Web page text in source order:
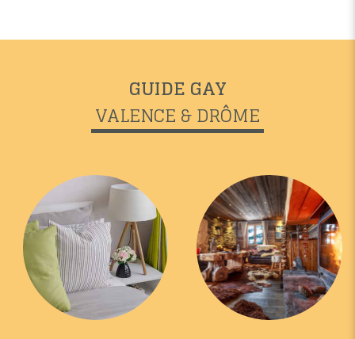
GUIDE GAY
VALENCE & DRÔME